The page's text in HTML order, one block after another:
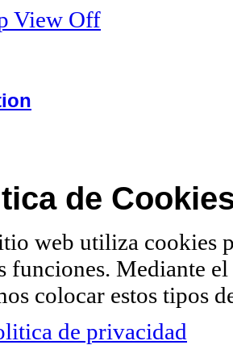
View Off
de
web utiliza cookies
funciones. Mediante
colocar estos tipos
de privacidad